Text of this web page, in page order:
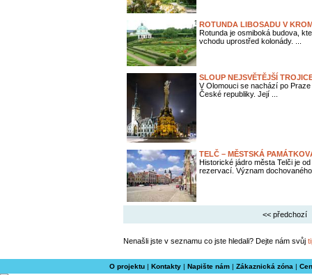
ROTUNDA LIBOSADU V
Rotunda je osmiboká budova,
vchodu uprostřed kolonády. ...
SLOUP NEJSVĚTĚJŠÍ
V Olomouci se nachází po
České republiky. Její ...
TELČ – MĚSTSKÁ
Historické jádro města Telči je
rezervací. Význam
<< předchozí
Nenašli jste v seznamu co jste hledali? Dejte nám svůj
O projektu| Kontakty| Napište nám| Zákaznická zóna |